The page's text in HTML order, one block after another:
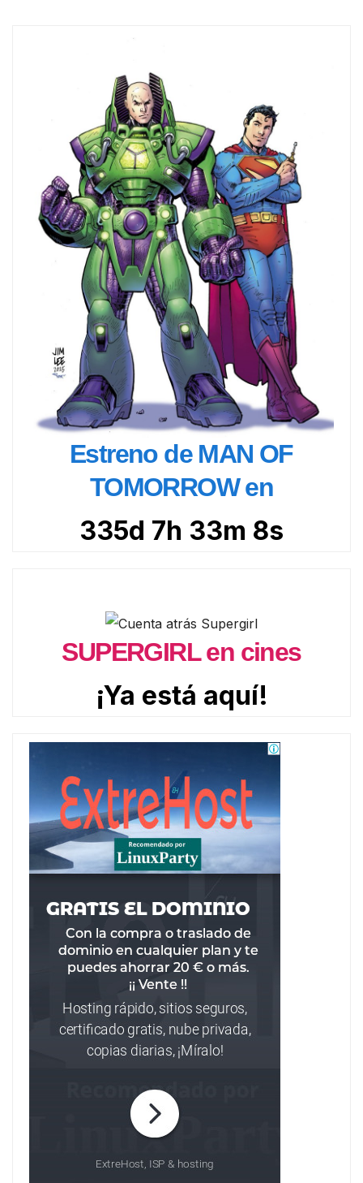
Estreno de MAN OF
TOMORROW en
335d 7h 33m 6s
SUPERGIRL en cines
¡Ya está aquí!